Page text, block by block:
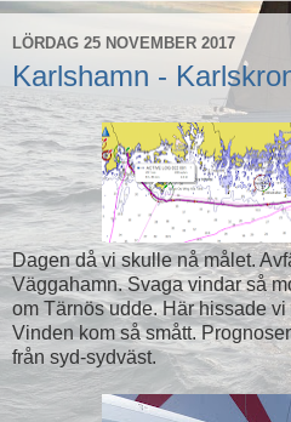
LÖRDAG 25 NOVEMBER 2017
Karlshamn -
Dagen då vi skulle nå målet.
Väggahamn. Svaga vindar så
om Tärnös udde. Här hissade
Vinden kom så smått.
från syd-sydväst.